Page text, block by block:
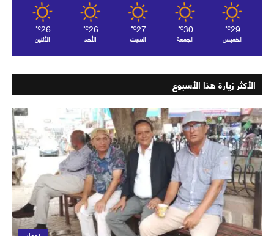
29
℃
الخميس
30
℃
الجمعة
27
℃
السبت
26
℃
الأحد
26
℃
الأثنين
الأكثر زيارة هذا الأسبوع